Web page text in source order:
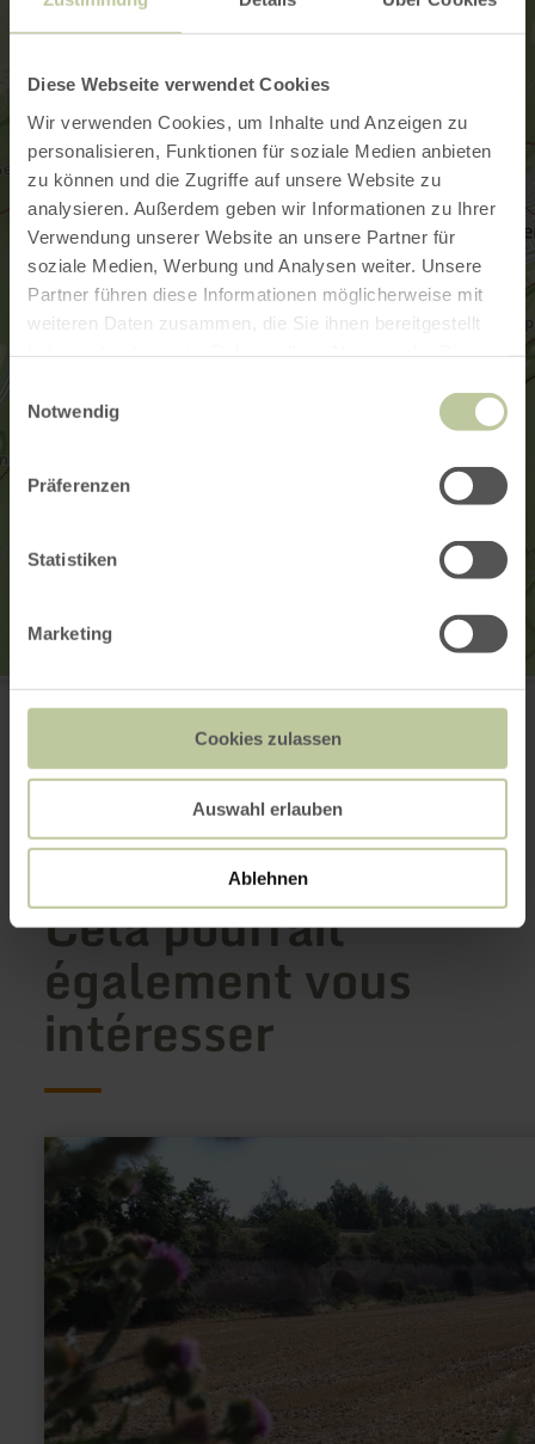
Diese Webseite verwendet Cookies
Wir verwenden Cookies, um Inhalte und Anzeigen zu
personalisieren, Funktionen für soziale Medien anbieten
zu können und die Zugriffe auf unsere Website zu
analysieren. Außerdem geben wir Informationen zu Ihrer
Verwendung unserer Website an unsere Partner für
soziale Medien, Werbung und Analysen weiter. Unsere
Partner führen diese Informationen möglicherweise mit
weiteren Daten zusammen, die Sie ihnen bereitgestellt
Notwendig
Präferenzen
Statistiken
Marketing
Cookies zulassen
Auswahl erlauben
Ablehnen
Hammerwerk
Am Hammerwerk 23
52152 Simmerath-Hammer
Afficher sur la carte
Cela pourrait
également vous
intéresser
en
sur
Bachtal